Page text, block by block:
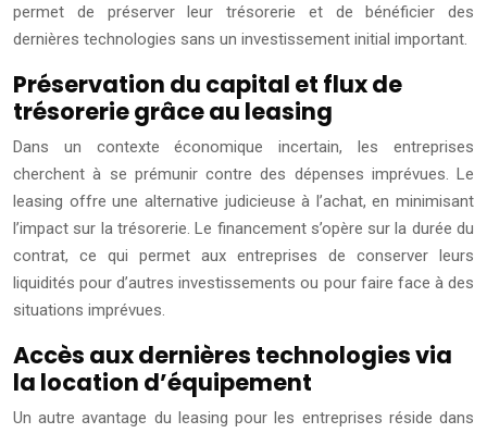
permet de préserver leur trésorerie et de bénéficier des
dernières technologies sans un investissement initial important.
Préservation du capital et flux de
trésorerie grâce au leasing
Dans un contexte économique incertain, les entreprises
cherchent à se prémunir contre des dépenses imprévues. Le
leasing offre une alternative judicieuse à l’achat, en minimisant
l’impact sur la trésorerie. Le financement s’opère sur la durée du
contrat, ce qui permet aux entreprises de conserver leurs
liquidités pour d’autres investissements ou pour faire face à des
situations imprévues.
Accès aux dernières technologies via
la location d’équipement
Un autre avantage du leasing pour les entreprises réside dans